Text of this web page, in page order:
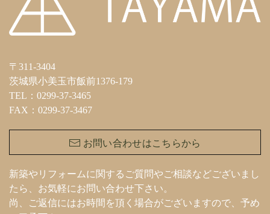
〒311-3404
茨城県小美玉市飯前1376-179
TEL：0299-37-3465
FAX：0299-37-3467
お問い合わせはこちらから
新築やリフォームに関するご質問やご相談などございまし
たら、お気軽にお問い合わせ下さい。
尚、ご返信にはお時間を頂く場合がございますので、予め